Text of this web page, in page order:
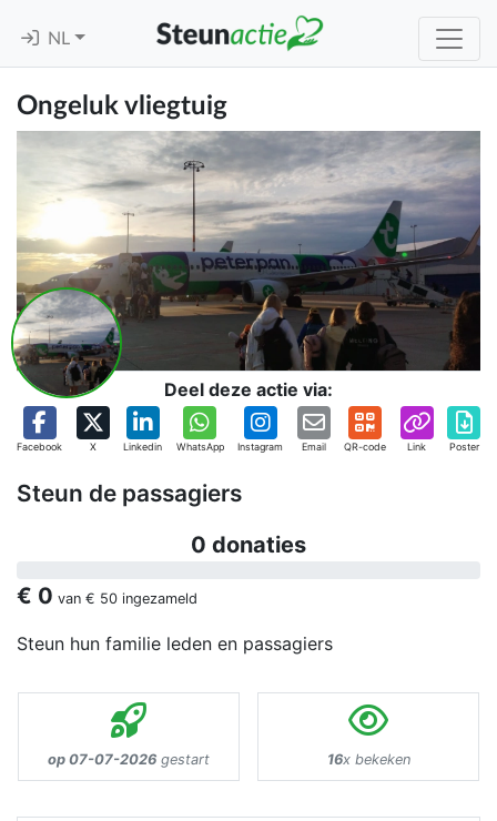
NL
Ongeluk vliegtuig
Deel deze actie via:
Facebook X Linkedin WhatsApp Instagram Email QR-code Link Poster
Steun de passagiers
0 donaties
€ 0 van € 50 ingezameld
Steun hun familie leden en passagiers
op 07-07-2026 gestart 16x bekeken